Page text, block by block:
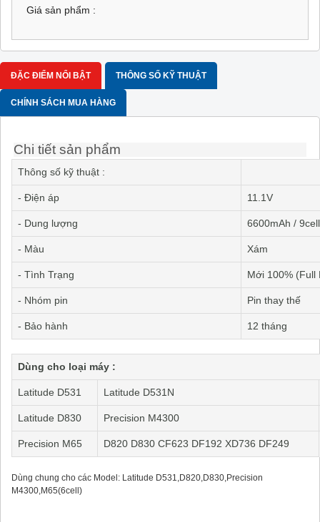
Giá sản phẩm :
ĐẶC ĐIỂM NỔI BẬT THÔNG SỐ KỸ THUẬT
CHÍNH SÁCH MUA HÀNG
Chi tiết sản phẩm
Thông số kỹ thuật :
- Điện áp 11.1V
- Dung lượng 6600mAh /
- Màu Xám
- Tình Trạng Mới 100% (Full
- Nhóm pin Pin thay thế
- Bảo hành 12 tháng
Dùng cho loại máy :
Latitude D531 Latitude D531N
Latitude D830 Precision M4300
Precision M65 D820 D830 CF623 DF192 XD736 DF249
Dùng chung cho các Model: Latitude D531,D820,D830,Precision
M4300,M65(6cell)